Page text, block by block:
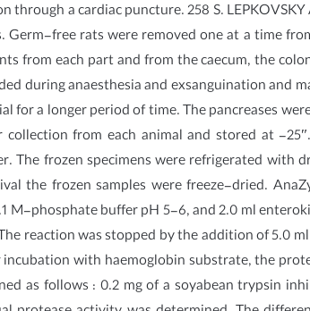
a cardiac puncture. 258 S.
Germ-free rats were removed one at a time
from each part and from the caecum, the
during anaesthesia and exsanguination and
a longer period of time. The pancreases
from each animal and stored at -
The frozen specimens were refrigerated with
the frozen samples were freeze-dried.
M-phosphate buffer pH 5-6, and 2.0 ml
reaction was stopped by the addition of 5.0
with haemoglobin substrate, the
as follows : 0.2 mg of a soyabean trypsin